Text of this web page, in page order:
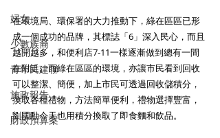
婦女
少數族裔
青年民建聯
施政報告
財政預算案
在環境局、環保署的大力推動下，綠在區區已形
成一個成功的品牌，其標誌「6」深入民心，而且
越開越多，和便利店7-11一樣逐漸做到總有一間
在附近。而綠在區區的環境，亦讓市民看到回收
可以整潔、簡便，加上市民可透過回收儲積分，
換取各種禮物，方法簡單便利，禮物選擇豐富，
劉國勳今天也用積分換取了即食麵和飲品。